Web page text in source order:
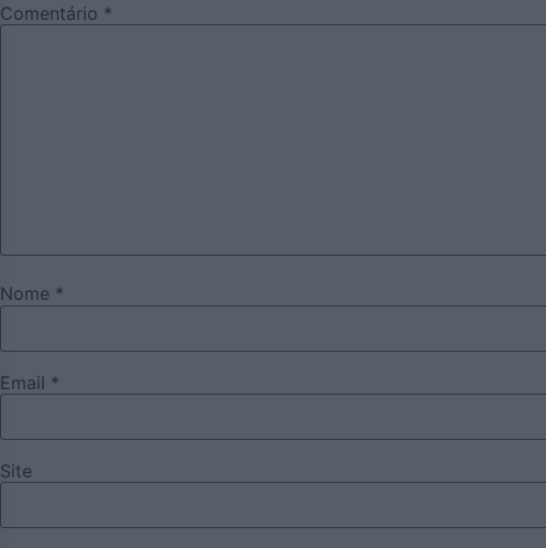
Comentário *
Nome *
Email *
Site